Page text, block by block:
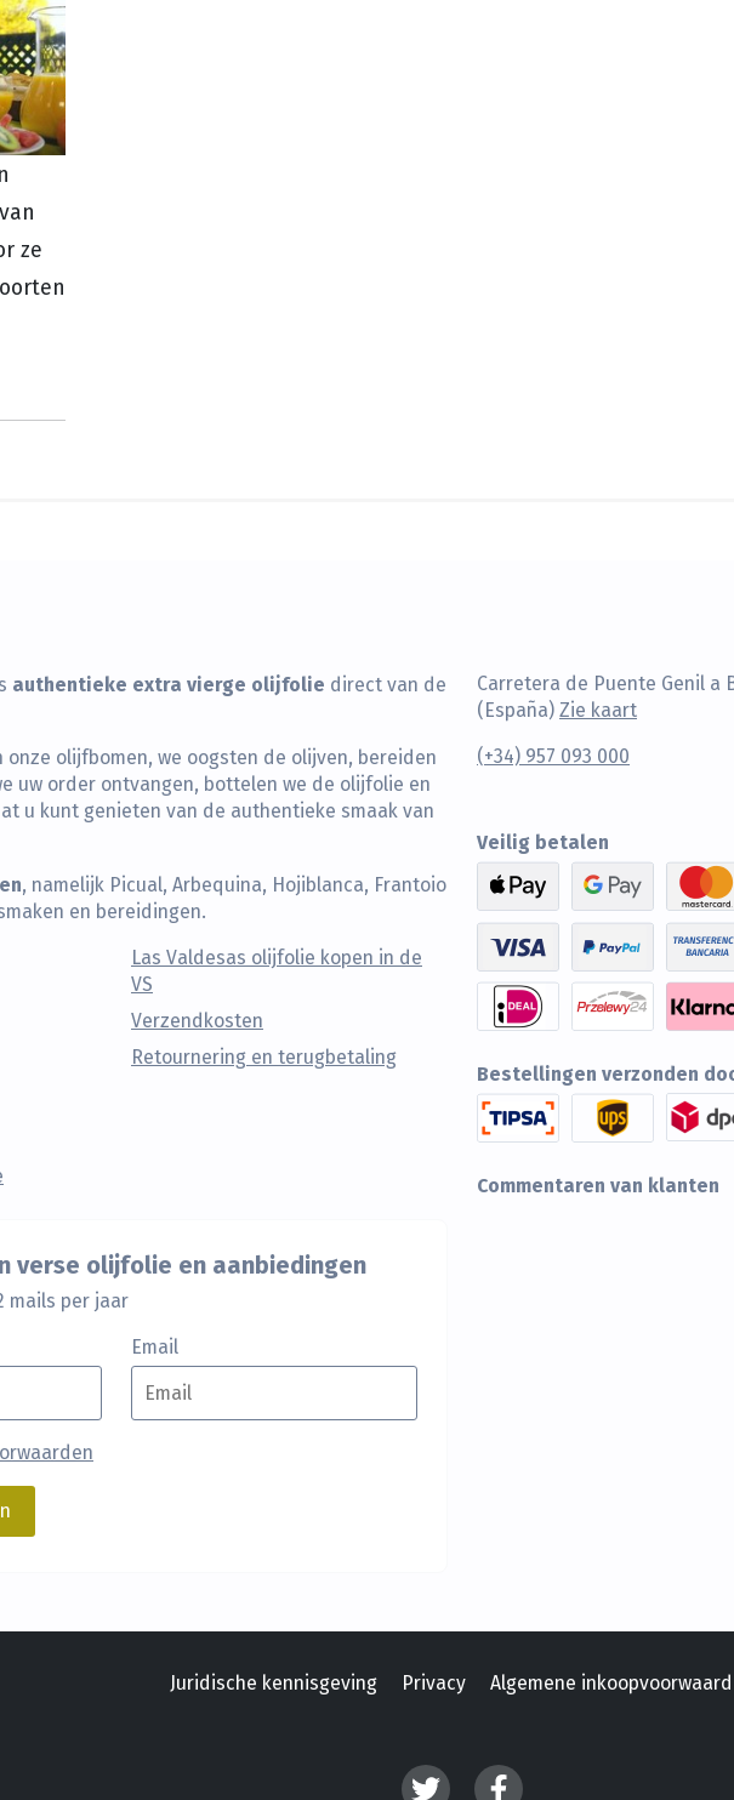
ze
authentieke extra vierge olijfolie direct van de
onze olijfbomen, we oogsten de olijven, bereiden
uw order ontvangen, bottelen we de olijfolie en
u kunt genieten van de authentieke smaak van
, namelijk Picual, Arbequina, Hojiblanca, Frantoio
en bereidingen.
Las Valdesas olijfolie kopen in de
VS
Verzendkosten
Retournering en terugbetaling
verse olijfolie en aanbiedingen
mails per jaar
Email
Carretera de Puente Genil a
(España)Zie kaart
(+34) 957 093 000
Veilig betalen
Bestellingen verzonden
Commentaren van klanten
Juridische kennisgeving Privacy Algemene